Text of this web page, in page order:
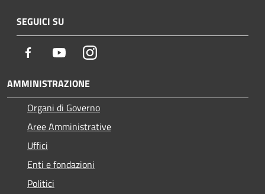
SEGUICI SU
Facebook YoutubeInstagram
AMMINISTRAZIONE
Organi di Governo
Aree Amministrative
Uffici
Enti e fondazioni
Politici